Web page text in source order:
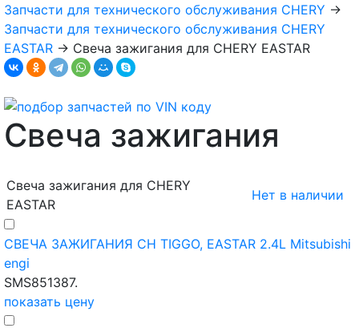
Запчасти для технического обслуживания CHERY →
Запчасти для технического обслуживания CHERY
EASTAR → Свеча зажигания для CHERY EASTAR
Свеча зажигания
Свеча зажигания для CHERY
EASTAR
Нет в наличии
СВЕЧА ЗАЖИГАНИЯ CH TIGGO, EASTAR 2.4L Mitsubishi
engi
SMS851387.
показать цену